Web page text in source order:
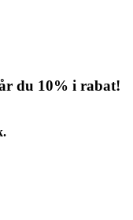
du 10% i rabat!